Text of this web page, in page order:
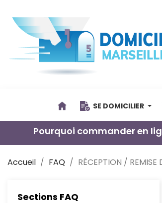
SE DOMICILIER
Pourquoi commander en
Accueil FAQ RÉCEPTION / REMISE
Sections FAQ